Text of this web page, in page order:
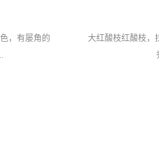
，有屡角的
作各种异形
大红酸枝红酸枝，
广西称为'酸枝'。